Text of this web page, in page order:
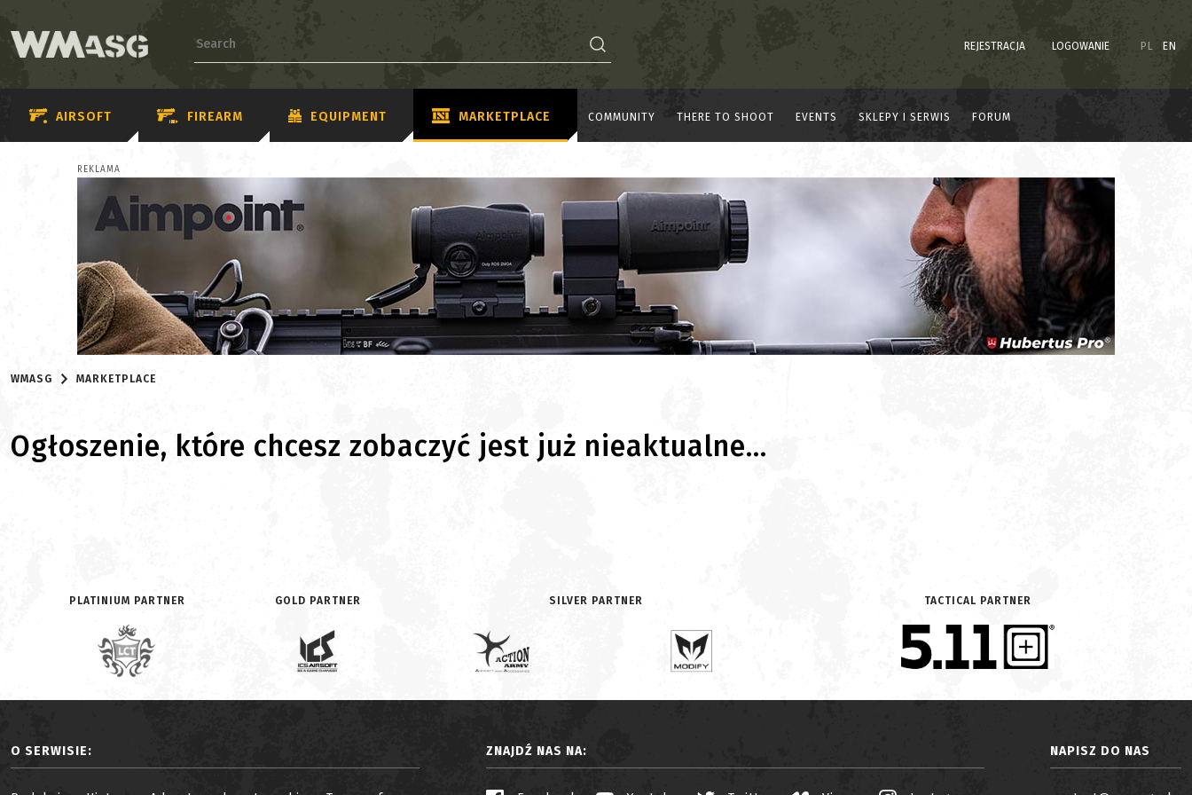
REJESTRACJA LOGOWANIE PL EN
AIRSOFT FIREARM EQUIPMENT MARKETPLACE COMMUNITY THERE TO SHOOT EVENTS SKLEPY I SERWIS FORUM
REKLAMA
WMASG MARKETPLACE
Ogłoszenie, które chcesz zobaczyć jest już nieaktualne...
PLATINIUM PARTNER GOLD PARTNER SILVER PARTNER TACTICAL PARTNER
O SERWISIE: ZNAJDŹ NAS NA: NAPISZ DO NAS